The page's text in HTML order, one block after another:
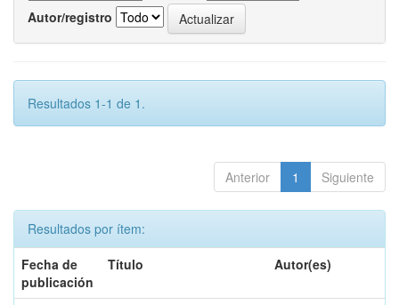
Autor/registro
Resultados 1-1 de 1.
Anterior 1 Siguiente
Resultados por ítem:
Fecha de
publicación
Título Autor(es)